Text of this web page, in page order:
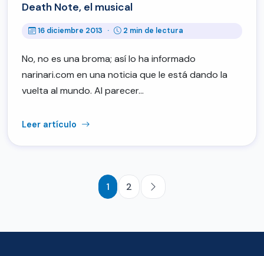
Death Note, el musical
16 diciembre 2013 · 2 min de lectura
No, no es una broma; así lo ha informado
narinari.com en una noticia que le está dando la
vuelta al mundo. Al parecer…
Leer artículo
1 2